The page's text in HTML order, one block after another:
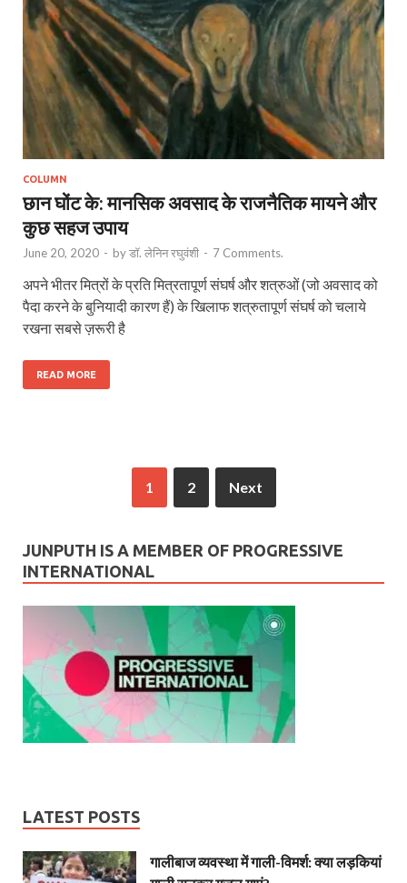
COLUMN
छान घोंट के: मानसिक अवसाद के राजनैतिक मायने और
कुछ सहज उपाय
June 20, 2020 - byडॉ. लेनिन रघुवंशी - 7 Comments.
अपने भीतर मित्रों के प्रति मित्रतापूर्ण संघर्ष और शत्रुओं (जो अवसाद को
पैदा करने के बुनियादी कारण हैं) के खिलाफ शत्रुतापूर्ण संघर्ष को चलाये
रखना सबसे ज़रूरी है
READ MORE
1 2 Next
JUNPUTH IS A MEMBER OF PROGRESSIVE
INTERNATIONAL
LATEST POSTS
गालीबाज व्‍यवस्‍था में गाली-विमर्श: क्या लड़कियां